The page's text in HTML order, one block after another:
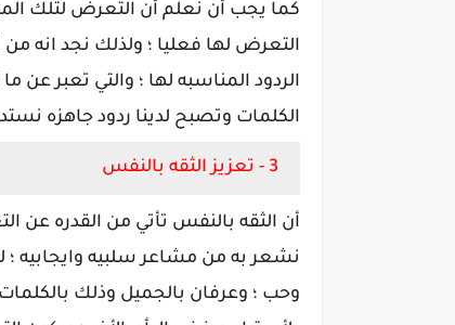
كما يجب أن نعلم أن التعرض لتلك
التعرض لها فعليا ؛ ولذلك نجد انه
الردود المناسبه لها ؛ والتي تعبر
الكلمات وتصبح لدينا ردود جاهزه
3 - تعزيز الثقه بالنفس
أن الثقه بالنفس تأتي من القدره عن
نشعر به من مشاعر سلبيه وايجابيه ؛
وحب ؛ وعرفان بالجميل وذلك